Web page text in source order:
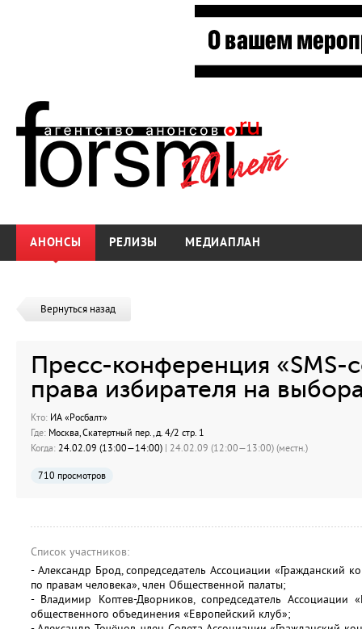
АНОНСЫ РЕЛИЗЫ МЕДИАПЛАН
Вернуться назад
Пресс-конференция «SMS-
права избирателя на
Кто: ИА «Росбалт»
Где: Москва, Скатертный пер., д. 4/2 стр. 1
Когда: 24.02.09 (13:00—14:00) | 24.02.09 (12:00—13:00) (местн.)
710 просмотров
Список участников:
- Александр Брод, сопредседатель Ассоциации «Гражданский
по правам человека», член Общественной палаты;
- Владимир Коптев-Дворников, сопредседатель Ассоциации
общественного объединения «Европейский клуб»;